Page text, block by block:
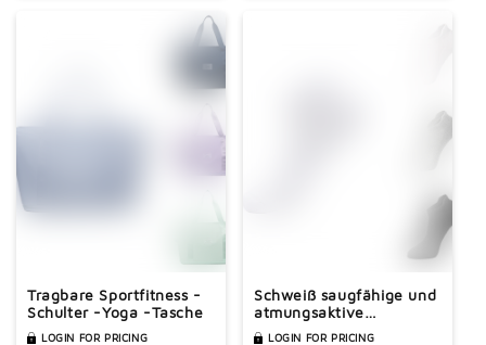
Tragbare Sportfitness -
Schulter -Yoga -Tasche
LOGIN FOR PRICING
Schweiß saugfähige und
atmungsaktive
Baumwollbasketballsocken
LOGIN FOR PRICING